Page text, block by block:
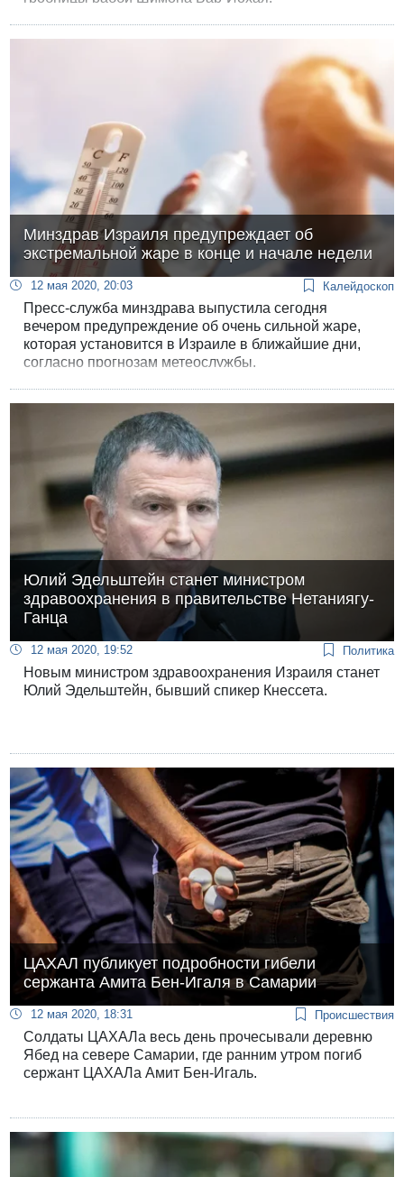
Минздрав Израиля предупреждает об
экстремальной жаре в конце и начале недели
12 мая 2020, 20:03 Калейдоскоп
Пресс-служба минздрава выпустила сегодня
вечером предупреждение об очень сильной жаре,
которая установится в Израиле в ближайшие дни,
согласно прогнозам метеослужбы.
Юлий Эдельштейн станет министром
здравоохранения в правительстве Нетаниягу-
Ганца
12 мая 2020, 19:52 Политика
Новым министром здравоохранения Израиля станет
Юлий Эдельштейн, бывший спикер Кнессета.
ЦАХАЛ публикует подробности гибели
сержанта Амита Бен-Игаля в Самарии
12 мая 2020, 18:31 Происшествия
Солдаты ЦАХАЛа весь день прочесывали деревню
Ябед на севере Самарии, где ранним утром погиб
сержант ЦАХАЛа Амит Бен-Игаль.